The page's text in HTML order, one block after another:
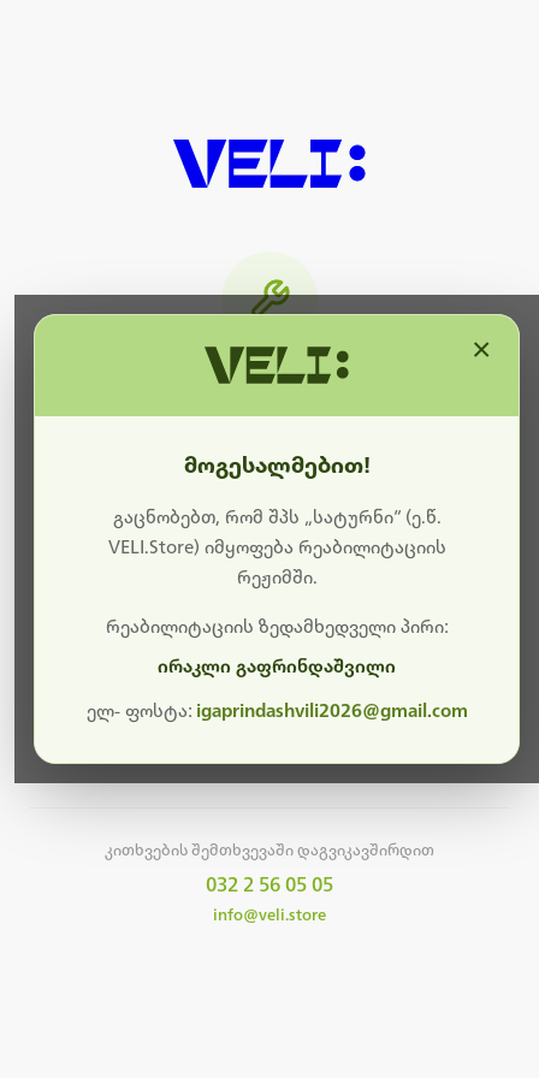
ბოდიშს გიხდით შეფერხებისთვის. ამჟამად
მიმდინარეობს საიტის განახლება და ტექნიკური
სამუშაოები.
მალე ისევ ხელმისაწვდომი იქნება. გმადლობთ
კითხვების შემთხვევაში დაგვიკავშირდით
032 2 56 05 05
info@veli.store
მოგესალმებით!
გაცნობებთ, რომ შპს „სატურნი“ (ე.წ.
VELI.Store) იმყოფება რეაბილიტაციის
რეჟიმში.
რეაბილიტაციის ზედამხედველი პირი:
ირაკლი გაფრინდაშვილი
ელ- ფოსტა: igaprindashvili2026@gmail.com
×